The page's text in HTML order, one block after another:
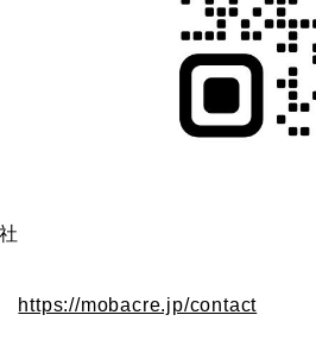
https://mobacre.jp/contact